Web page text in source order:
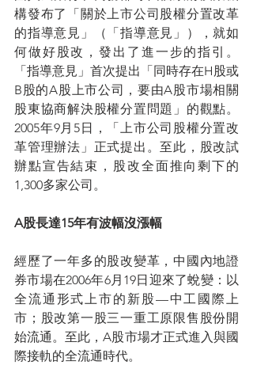
構發布了「關於上市公司股權分置改革
的指導意見」（「指導意見」），就如
何做好股改，發出了進一步的指引。
「指導意見」首次提出「同時存在H股或
B股的A股上市公司，要由A股市場相關
股東協商解決股權分置問題」的觀點。
2005年9月5日，「上市公司股權分置改
革管理辦法」正式提出。至此，股改試
辦點宣告結束，股改全面推向剩下的
1,300多家公司。
A股長達15年有波幅沒漲幅
經歷了一年多的股改變革，中國內地證
券市場在2006年6月19日迎來了蛻變：以
全流通形式上市的新股—中工國際上
市；股改第一股三一重工原限售股份開
始流通。至此，A股市場才正式進入與國
際接軌的全流通時代。